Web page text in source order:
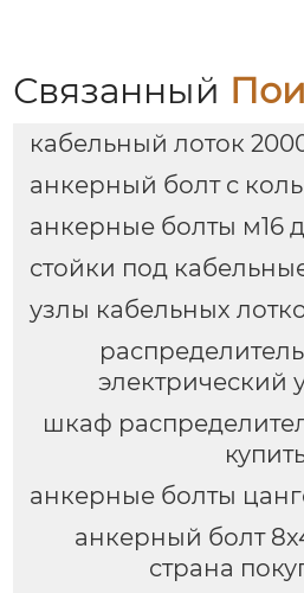
Связанный
кабельный лоток
анкерный болт с
анкерные болты м16
стойки под
узлы кабельных
электрический
шкаф
анкерные болты
анкерный болт
страна